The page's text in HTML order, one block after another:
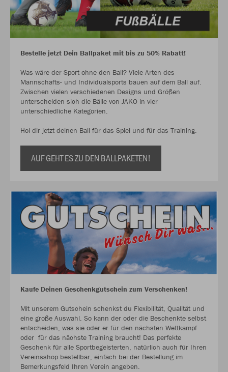
Bestelle jetzt Dein Ballpaket mit bis zu 50% Rabatt!
Was wäre der Sport ohne den Ball? Viele Arten des
Mannschafts- und Individualsports bauen auf dem Ball auf.
Zwischen vielen verschiedenen Designs und Größen
unterscheiden sich die Bälle von JAKO in vier
unterschiedliche Kategorien.
Hol dir jetzt deinen Ball für das Spiel und für das Training.
AUF GEHT ES ZU DEN BALLPAKETEN!
Kaufe Deinen Geschenkgutschein zum Verschenken!
Mit unserem Gutschein schenkst du Flexibilität, Qualität und
eine große Auswahl. So kann der oder die Beschenkte selbst
entscheiden, was sie oder er für den nächsten Wettkampf
oder für das nächste Training braucht! Das perfekte
Geschenk für alle Sportbegeisterten, natürlich auch für Ihren
Vereinsshop bestellbar, einfach bei der Bestellung im
Bemerkungsfeld Ihren Verein angeben.